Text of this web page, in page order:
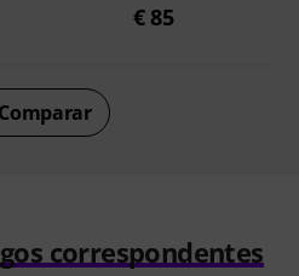
€ 85
Comparar
correspondentes